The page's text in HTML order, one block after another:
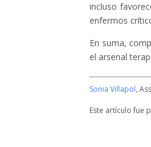
incluso
enfermos
En suma,
el arsenal
Sonia Villapol,
Este artículo fue